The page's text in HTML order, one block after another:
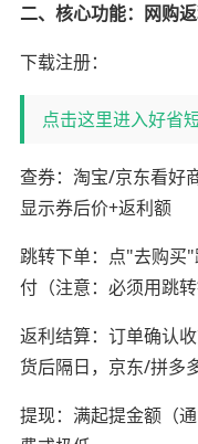
二、核心功能：网购
下载注册：
点击这里进入好省
查券：淘宝/京东看
显示券后价+返利额
跳转下单：点"去购买
付（注意：必须用跳转
返利结算：订单确认
货后隔日，京东/拼多
提现：满起提金额（